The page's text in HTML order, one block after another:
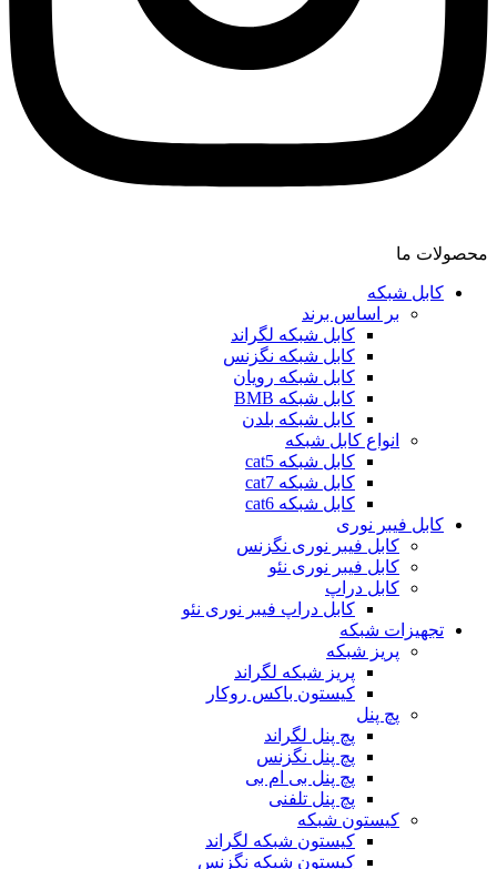
محصولات ما
کابل شبکه
بر اساس برند
کابل شبکه لگراند
کابل شبکه نگزنس
کابل شبکه رویان
کابل شبکه ‌BMB
کابل شبکه بلدن
انواع کابل شبکه
کابل شبکه cat5
کابل شبکه cat7
کابل شبکه cat6
کابل فیبر نوری
کابل فیبر نوری نگزنس
کابل فیبر نوری نئو
کابل دراپ
کابل دراپ فیبر نوری نئو
تجهیزات شبکه
پریز شبکه
پریز شبکه لگراند
کیستون باکس روکار
پچ پنل
پچ پنل لگراند
پچ پنل نگزنس
پچ پنل بی ام بی
پچ پنل تلفنی
کیستون شبکه
کیستون شبکه لگراند
کیستون شبکه نگزنس